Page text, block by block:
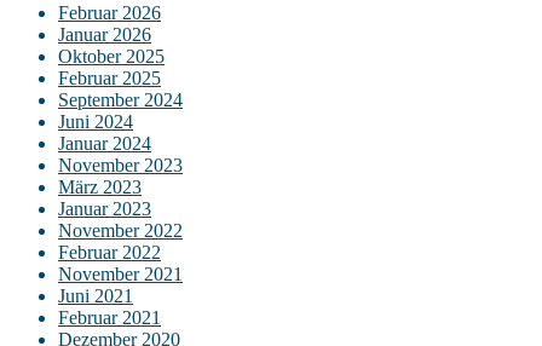
Februar 2026
Januar 2026
Oktober 2025
Februar 2025
September 2024
Juni 2024
Januar 2024
November 2023
März 2023
Januar 2023
November 2022
Februar 2022
November 2021
Juni 2021
Februar 2021
Dezember 2020